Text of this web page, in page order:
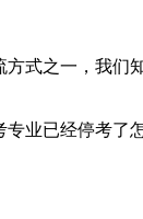
式之一，我